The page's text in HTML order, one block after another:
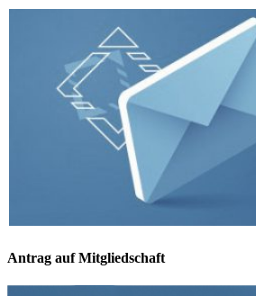
Antrag auf Mitgliedschaft